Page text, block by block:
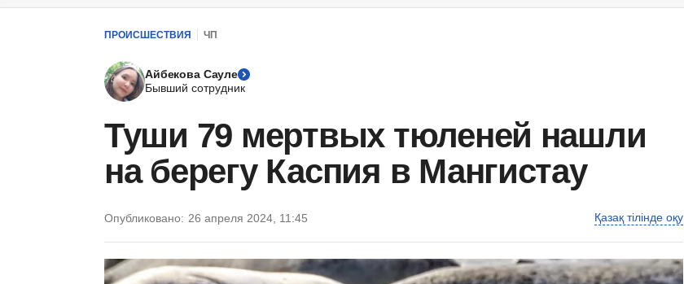
ПРОИСШЕСТВИЯ ЧП
Айбекова Сауле
Бывший сотрудник
Туши 79 мертвых тюленей нашли
на берегу Каспия в Мангистау
Опубликовано: 26 апреля 2024, 11:45 Қазақ тілінде оқу